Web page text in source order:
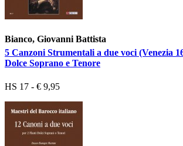
Bianco, Giovanni Battista
5 Canzoni Strumentali a due voci (Venezia
Dolce Soprano e Tenore
HS 17 - € 9,95